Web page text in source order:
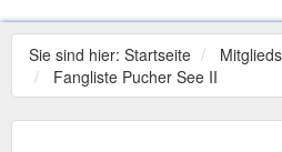
Sie sind hier: Startseite
Fangliste Pucher See II